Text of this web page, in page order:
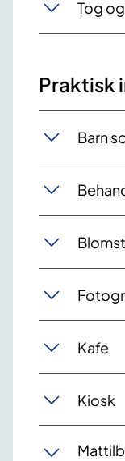
Tog
Praktisk
Barn
Kafe
Kiosk